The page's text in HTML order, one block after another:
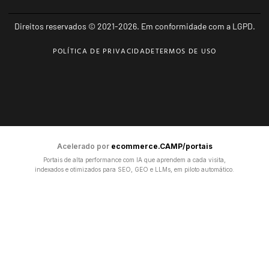
Direitos reservados © 2021-2026. Em conformidade com a LGPD.
POLÍTICA DE PRIVACIDADETERMOS DE USO
Acelerado por ecommerce.CAMP/portais
Portais de alta performance com IA que aprendem a cada visita,
indexados e otimizados para SEO, GEO e LLMs, em piloto automático.